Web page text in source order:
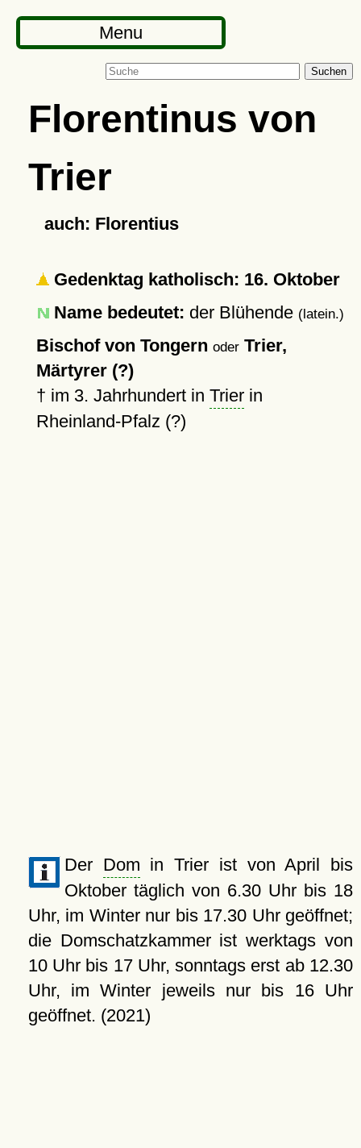
Menu
Suchen
Florentinus von
Trier
auch: Florentius
Gedenktag katholisch: 16. Oktober
Name bedeutet: der Blühende (latein.)
Bischof von Tongern oderTrier,
Märtyrer (?)
† im 3. Jahrhundert in Trierin
Rheinland-Pfalz (?)
Der Dom in Trier ist von April bis
Oktober täglich von 6.30 Uhr bis 18
Uhr, im Winter nur bis 17.30 Uhr geöffnet;
die Domschatzkammer ist werktags von
10 Uhr bis 17 Uhr, sonntags erst ab 12.30
Uhr, im Winter jeweils nur bis 16 Uhr
geöffnet. (2021)